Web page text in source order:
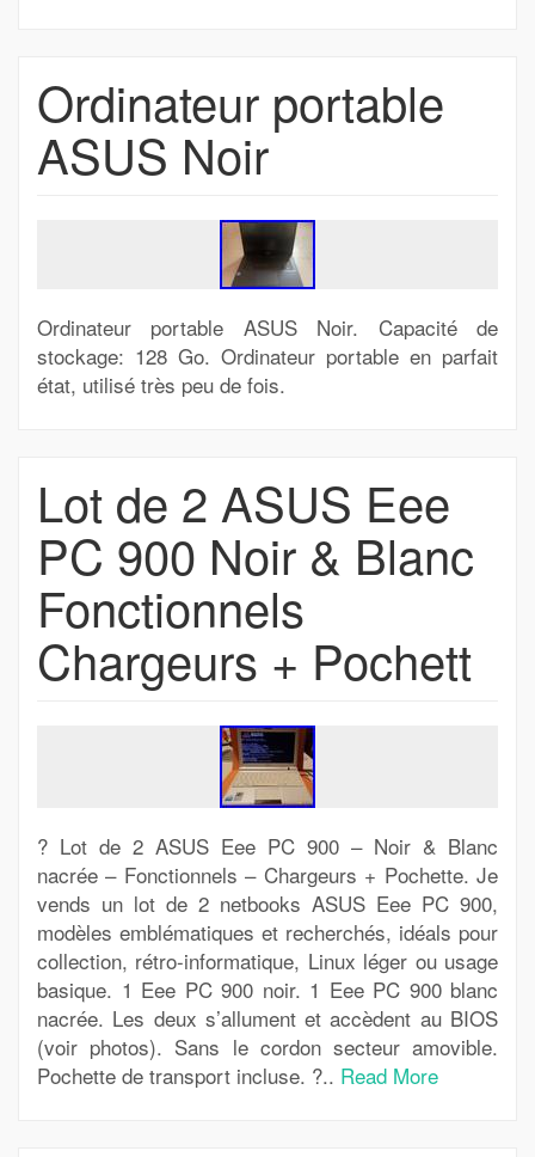
Ordinateur portable
ASUS Noir
Ordinateur portable ASUS Noir. Capacité de
stockage: 128 Go. Ordinateur portable en parfait
état, utilisé très peu de fois.
Lot de 2 ASUS Eee
PC 900 Noir & Blanc
Fonctionnels
Chargeurs + Pochett
? Lot de 2 ASUS Eee PC 900 – Noir & Blanc
nacrée – Fonctionnels – Chargeurs + Pochette. Je
vends un lot de 2 netbooks ASUS Eee PC 900,
modèles emblématiques et recherchés, idéals pour
collection, rétro-informatique, Linux léger ou usage
basique. 1 Eee PC 900 noir. 1 Eee PC 900 blanc
nacrée. Les deux s’allument et accèdent au BIOS
(voir photos). Sans le cordon secteur amovible.
Pochette de transport incluse. ?.. Read More